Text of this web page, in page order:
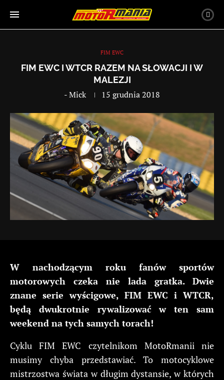
FIM EWC
FIM EWC I WTCR RAZEM NA SŁOWACJI I W
MALEZJI
-Mick 15 grudnia 2018
W nachodzącym roku fanów sportów
motorowych czeka nie lada gratka. Dwie
znane serie wyścigowe, FIM EWC i WTCR,
będą dwukrotnie rywalizować w ten sam
weekend na tych samych torach!
Cyklu FIM EWC czytelnikom MotoRmanii nie
musimy chyba przedstawiać. To motocyklowe
mistrzostwa świata w długim dystansie, w których